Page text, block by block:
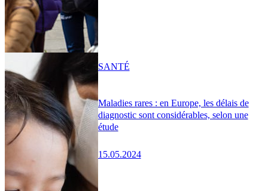
Maladies rares : en Europe, les délais de
diagnostic sont considérables, selon une
étude
15.05.2024
SANTÉ